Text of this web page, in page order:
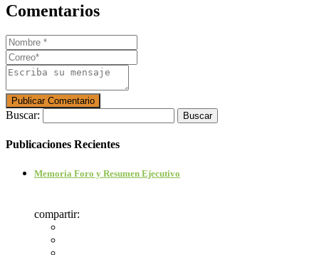
Comentarios
Buscar:
Publicaciones Recientes
Memoria Foro y Resumen Ejecutivo
compartir: